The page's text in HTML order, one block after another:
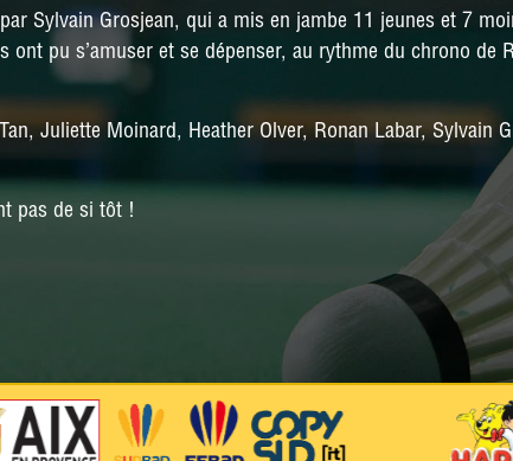
DÉPARTEMENTALE 5
DÉPARTEMENTALE 6
Sylvain Grosjean, qui a mis en jambe 11 jeunes et 7
pu s’amuser et se dépenser, au rythme du chrono de
Juliette Moinard, Heather Olver, Ronan Labar, Sylvain
pas de si tôt !